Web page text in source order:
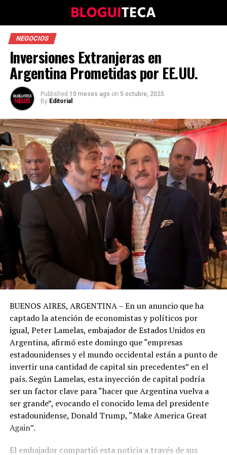
NEGOCIOS
Inversiones Extranjeras en
Argentina Prometidas por EE.UU.
Published 10 meses ago on 5 octubre, 2025
By Editorial
BUENOS AIRES, ARGENTINA – En un anuncio que ha
captado la atención de economistas y políticos por
igual, Peter Lamelas, embajador de Estados Unidos en
Argentina, afirmó este domingo que “empresas
estadounidenses y el mundo occidental están a punto de
invertir una cantidad de capital sin precedentes” en el
país. Según Lamelas, esta inyección de capital podría
ser un factor clave para “hacer que Argentina vuelva a
ser grande”, evocando el conocido lema del presidente
estadounidense, Donald Trump, “Make America Great
Again”.
El embajador compartió esta noticia a través de sus